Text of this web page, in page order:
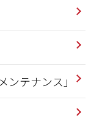
テナンス」